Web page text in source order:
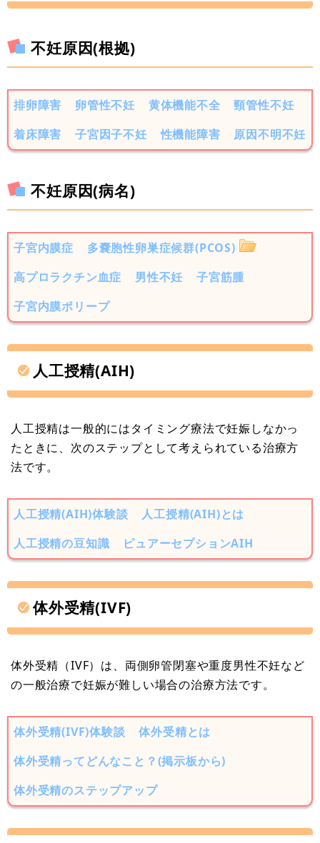
不妊原因(根拠)
排卵障害 卵管性不妊 黄体機能不全
頸管性不妊
着床障害
子宮因子不妊 性機能障害 原因不明不妊
不妊原因(病名)
子宮内膜症
多嚢胞性卵巣症候群(PCOS)
高プロラクチン血症
男性不妊
子宮筋腫
子宮内膜ポリープ
人工授精(AIH)
人工授精は一般的にはタイミング療法で妊娠しなかっ
たときに、次のステップとして考えられている治療方
法です。
人工授精(AIH)体験談
人工授精(AIH)とは
人工授精の豆知識
ピュアーセプションAIH
体外受精(IVF)
体外受精（IVF）は、両側卵管閉塞や重度男性不妊など
の一般治療で妊娠が難しい場合の治療方法です。
体外受精(IVF)体験談
体外受精とは
体外受精ってどんなこと？(掲示板から)
体外受精のステップアップ